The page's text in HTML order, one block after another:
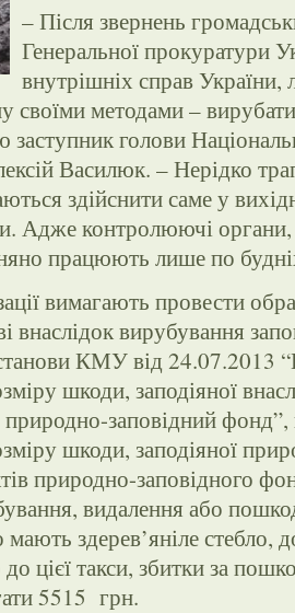
– Після звернень
Генеральної прокуратури
внутрішніх справ України,
своїми методами – вирубати
заступник голови
Василюк. – Нерідко
здійснити саме у
Адже контролюючі органи,
працюють лише по
вимагають провести
вирубування
КМУ від 24.07.2013
шкоди, заподіяної
природно-заповідний
шкоди, заподіяної
природно-заповідного
видалення або
здерев’яніле стебло,
цієї такси, збитки за
5515 грн.